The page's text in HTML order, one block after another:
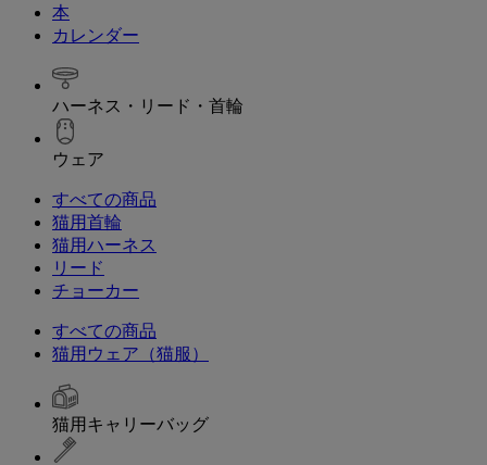
本
カレンダー
ハーネス・リード・首輪
ウェア
すべての商品
猫用首輪
猫用ハーネス
リード
チョーカー
すべての商品
猫用ウェア（猫服）
猫用キャリーバッグ